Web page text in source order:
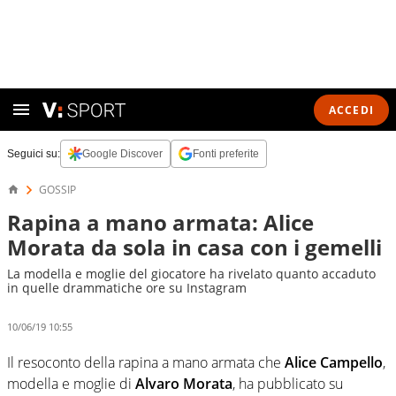
ACCEDI
Seguici su: Google Discover Fonti preferite
GOSSIP
Rapina a mano armata: Alice
Morata da sola in casa con i gemelli
La modella e moglie del giocatore ha rivelato quanto accaduto
in quelle drammatiche ore su Instagram
10/06/19 10:55
Il resoconto della rapina a mano armata che Alice Campello,
modella e moglie di Alvaro Morata, ha pubblicato su